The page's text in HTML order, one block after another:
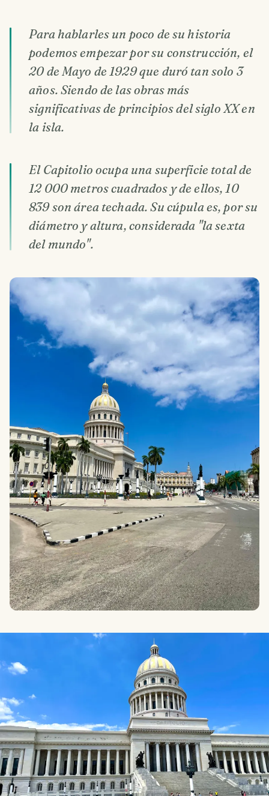
Para hablarles un poco de su historia
podemos empezar por su construcción, el
20 de Mayo de 1929 que duró tan solo 3
años. Siendo de las obras más
significativas de principios del siglo XX en
la isla.
El Capitolio ocupa una superficie total de
12 000 metros cuadrados y de ellos, 10
839 son área techada. Su cúpula es, por su
diámetro y altura, considerada "la sexta
del mundo".